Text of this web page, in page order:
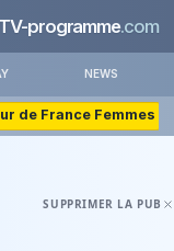
TV-programme.com
NEWS
de France Femmes
SUPPRIMER LA PUB